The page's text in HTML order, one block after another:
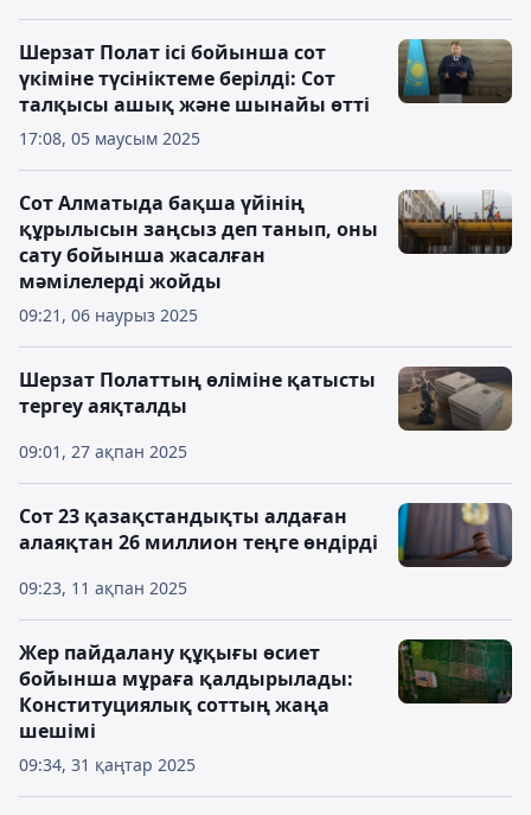
17:08, 05 маусым 2025
Шерзат Полат ісі бойынша сот
үкіміне түсініктеме берілді: Сот
талқысы ашық және шынайы өтті
09:21, 06 наурыз 2025
Сот Алматыда бақша үйінің
құрылысын заңсыз деп танып, оны
сату бойынша жасалған
мәмілелерді жойды
09:01, 27 ақпан 2025
Шерзат Полаттың өліміне қатысты
тергеу аяқталды
09:23, 11 ақпан 2025
Сот 23 қазақстандықты алдаған
алаяқтан 26 миллион теңге өндірді
09:34, 31 қаңтар 2025
Жер пайдалану құқығы өсиет
бойынша мұраға қалдырылады:
Конституциялық соттың жаңа
шешімі